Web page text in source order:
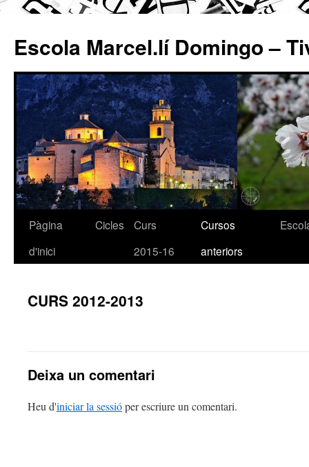
Escola Marcel.lí Domingo –
Vés
Pàgina
d'inici
Cicles
Curs
2015-16
Cursos
anteriors
CURS 2012-2013
Deixa un comentari
Heu d'iniciar la sessióper escriure un comentari.